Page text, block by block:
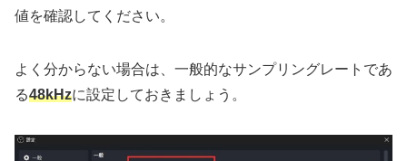
値を確認してください。
よく分からない場合は、一般的なサンプリングレートであ
る48kHzに設定しておきましょう。